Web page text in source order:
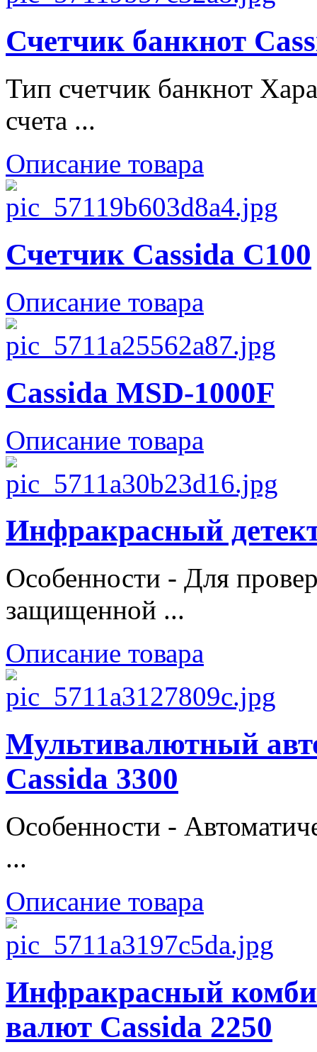
Счетчик банкнот
Тип счетчик банкнот
счета ...
Описание товара
Счетчик Cassida C100
Описание товара
Cassida MSD-1000F
Описание товара
Инфракрасный
Особенности - Для
защищенной ...
Описание товара
Мультивалютный
Cassida 3300
Особенности -
...
Описание товара
Инфракрасный
валют Cassida 2250